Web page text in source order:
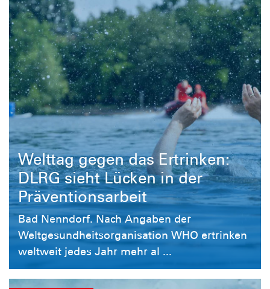
Welttag gegen das Ertrinken:
DLRG sieht Lücken in der
Präventionsarbeit
Bad Nenndorf. Nach Angaben der
Weltgesundheitsorganisation WHO ertrinken
weltweit jedes Jahr mehr al ...